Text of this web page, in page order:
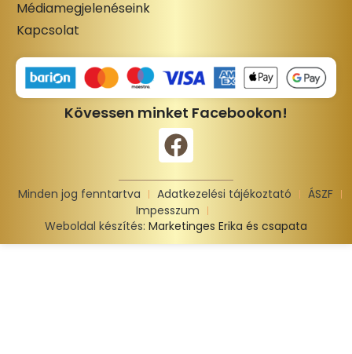
Médiamegjelenéseink
Kapcsolat
Kövessen minket Facebookon!
Minden jog fenntartva Adatkezelési tájékoztató
ÁSZF
Impesszum
Weboldal készítés: Marketinges Erika és csapata